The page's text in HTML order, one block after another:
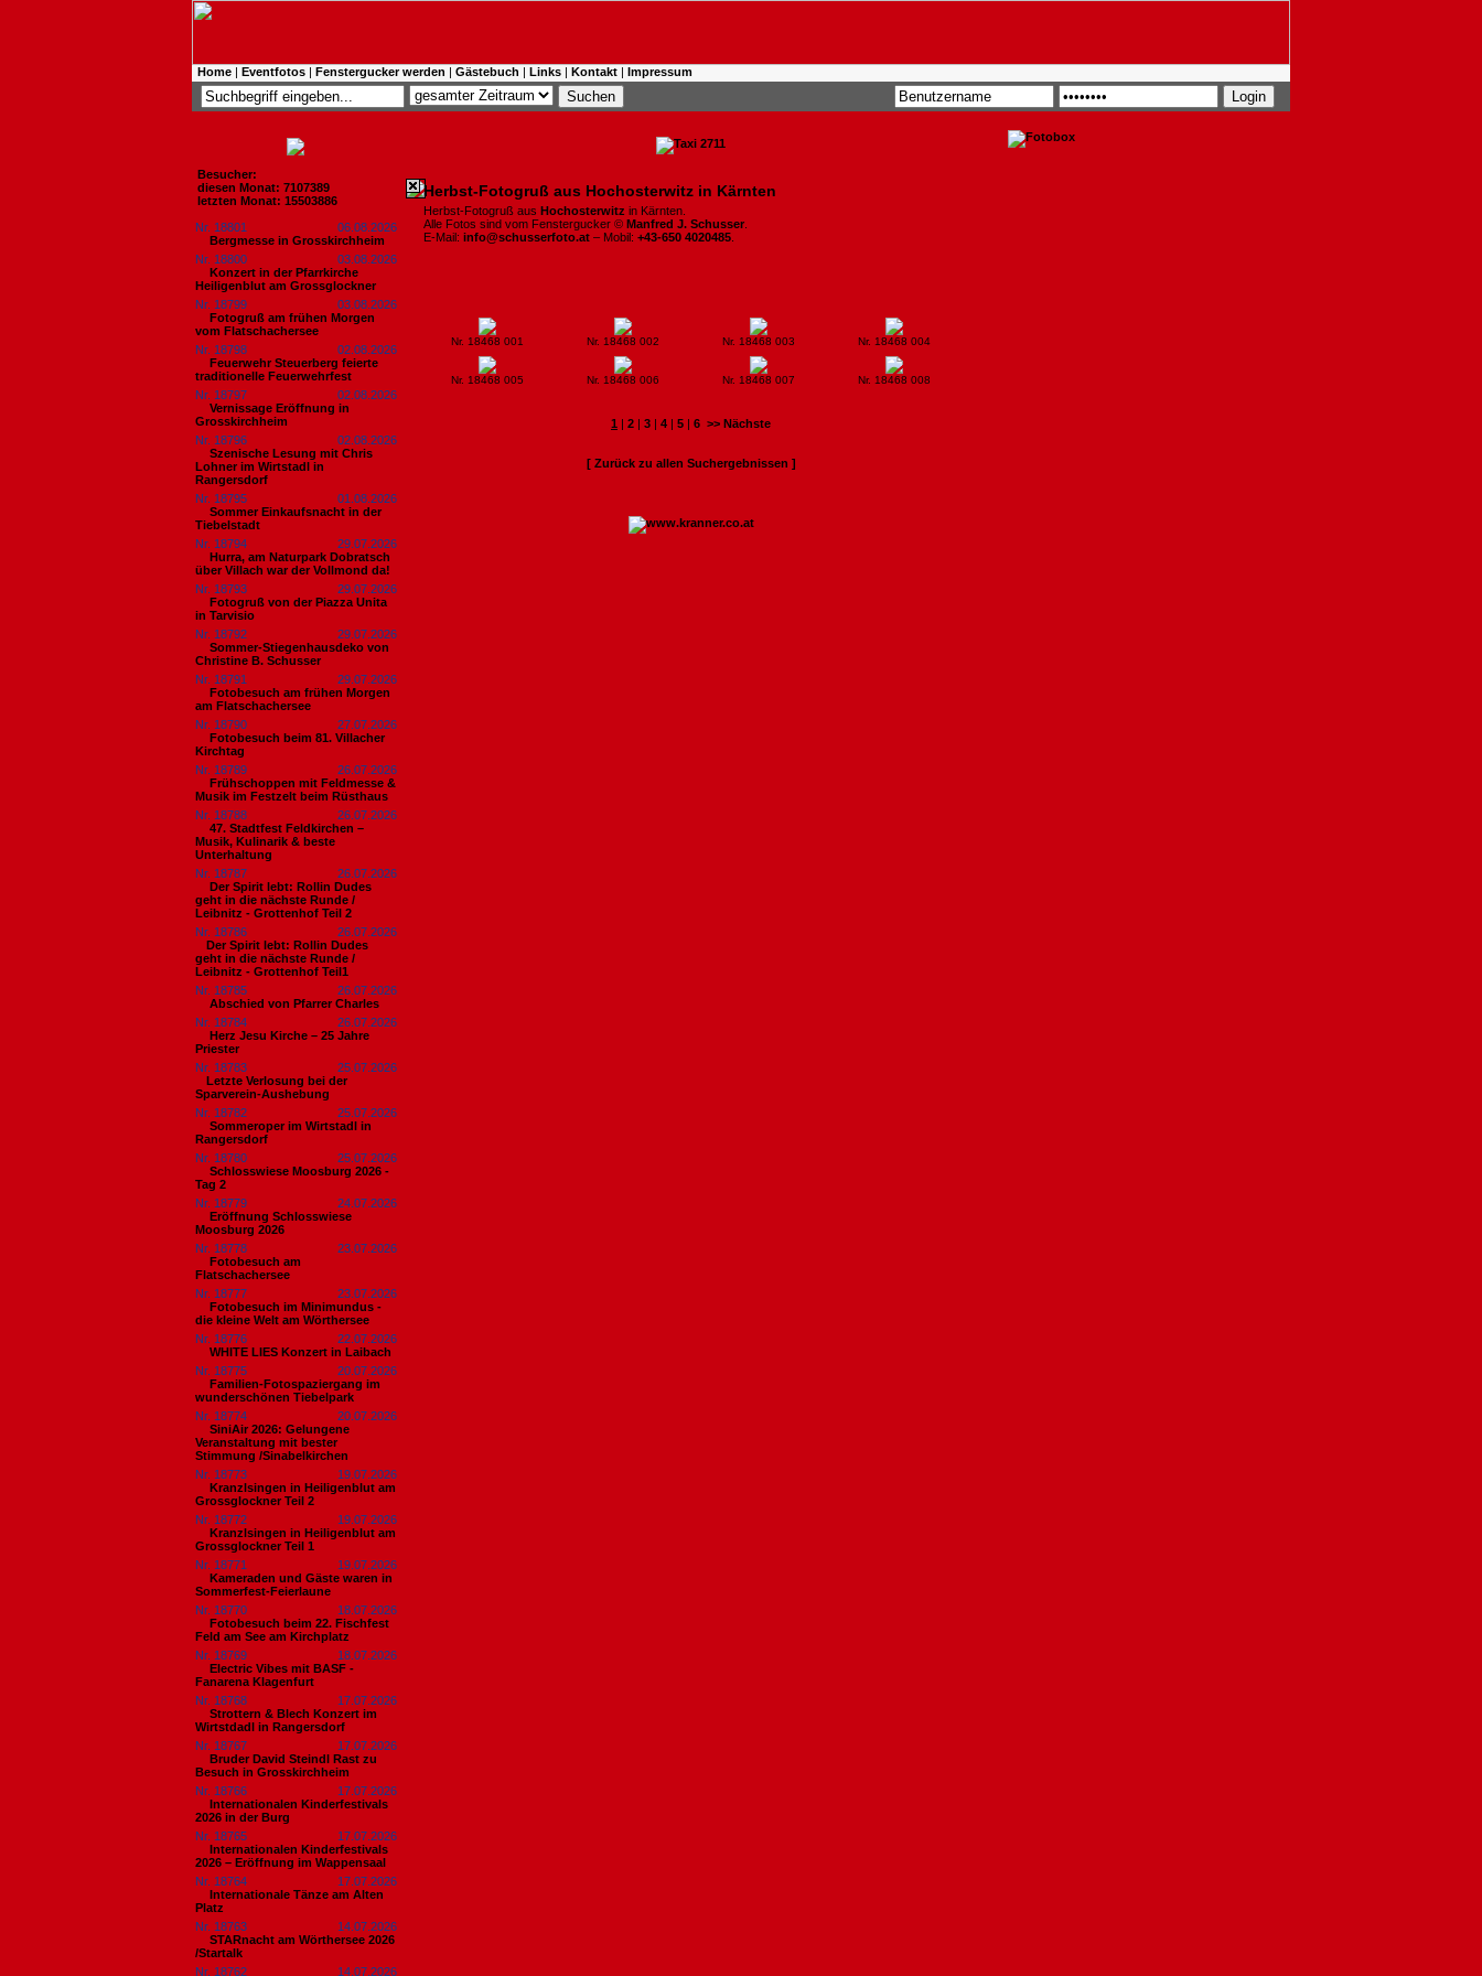
Home | Eventfotos | Fenstergucker werden | Gästebuch | Links | Kontakt | Impressum
Besucher:
diesen Monat: 7107389
letzten Monat: 15503886
Nr. 18801
06.08.2026
Bergmesse in Grosskirchheim
Nr. 18800
03.08.2026
Konzert in der Pfarrkirche
Heiligenblut am Grossglockner
Nr. 18799
03.08.2026
Fotogruß am frühen Morgen
vom Flatschachersee
Nr. 18798
02.08.2026
Feuerwehr Steuerberg feierte
traditionelle Feuerwehrfest
Nr. 18797
02.08.2026
Vernissage Eröffnung in
Grosskirchheim
Nr. 18796
02.08.2026
Szenische Lesung mit Chris
Lohner im Wirtstadl in
Rangersdorf
Nr. 18795
01.08.2026
Sommer Einkaufsnacht in der
Tiebelstadt
Nr. 18794
29.07.2026
Hurra, am Naturpark Dobratsch
über Villach war der Vollmond da!
Nr. 18793
29.07.2026
Fotogruß von der Piazza Unita
in Tarvisio
Nr. 18792
29.07.2026
Sommer-Stiegenhausdeko von
Christine B. Schusser
Nr. 18791
29.07.2026
Fotobesuch am frühen Morgen
am Flatschachersee
Nr. 18790
27.07.2026
Fotobesuch beim 81. Villacher
Kirchtag
Nr. 18789
26.07.2026
Frühschoppen mit Feldmesse &
Musik im Festzelt beim Rüsthaus
Nr. 18788
26.07.2026
47. Stadtfest Feldkirchen –
Musik, Kulinarik & beste
Unterhaltung
Nr. 18787
26.07.2026
Der Spirit lebt: Rollin Dudes
geht in die nächste Runde /
Leibnitz - Grottenhof Teil 2
Nr. 18786
26.07.2026
​Der Spirit lebt: Rollin Dudes
geht in die nächste Runde /
Leibnitz - Grottenhof Teil1
Nr. 18785
26.07.2026
Abschied von Pfarrer Charles
Nr. 18784
26.07.2026
Herz Jesu Kirche – 25 Jahre
Priester
Nr. 18783
25.07.2026
​Letzte Verlosung bei der
Sparverein-Aushebung
Nr. 18782
25.07.2026
Sommeroper im Wirtstadl in
Rangersdorf
Nr. 18780
25.07.2026
Schlosswiese Moosburg 2026 -
Tag 2
Nr. 18779
24.07.2026
Eröffnung Schlosswiese
Moosburg 2026
Nr. 18778
23.07.2026
Fotobesuch am
Flatschachersee
Nr. 18777
23.07.2026
Fotobesuch im Minimundus -
die kleine Welt am Wörthersee
Nr. 18776
22.07.2026
WHITE LIES Konzert in Laibach
Nr. 18775
20.07.2026
Familien-Fotospaziergang im
wunderschönen Tiebelpark
Nr. 18774
20.07.2026
SiniAir 2026: Gelungene
Veranstaltung mit bester
Stimmung /Sinabelkirchen
Nr. 18773
19.07.2026
Kranzlsingen in Heiligenblut am
Grossglockner Teil 2
Nr. 18772
19.07.2026
Kranzlsingen in Heiligenblut am
Grossglockner Teil 1
Nr. 18771
19.07.2026
Kameraden und Gäste waren in
Sommerfest-Feierlaune
Nr. 18770
18.07.2026
Fotobesuch beim 22. Fischfest
Feld am See am Kirchplatz
Nr. 18769
18.07.2026
Electric Vibes mit BASF -
Fanarena Klagenfurt
Nr. 18768
17.07.2026
Strottern & Blech Konzert im
Wirtstdadl in Rangersdorf
Nr. 18767
17.07.2026
Bruder David Steindl Rast zu
Besuch in Grosskirchheim
Nr. 18766
17.07.2026
Internationalen Kinderfestivals
2026 in der Burg
Nr. 18765
17.07.2026
Internationalen Kinderfestivals
2026 – Eröffnung im Wappensaal
Nr. 18764
17.07.2026
Internationale Tänze am Alten
Platz
Nr. 18763
14.07.2026
STARnacht am Wörthersee 2026
/Startalk
Nr. 18762
14.07.2026
Herbst-Fotogruß aus Hochosterwitz in Kärnten
Herbst-Fotogruß aus Hochosterwitz in Kärnten.
Alle Fotos sind vom Fenstergucker © Manfred J. Schusser
E-Mail: info@schusserfoto.at – Mobil: +43-650 4020485
Nr. 18468 001 Nr. 18468 002 Nr. 18468 003 Nr. 18468 004
Nr. 18468 005 Nr. 18468 006 Nr. 18468 007 Nr. 18468 008
1 | 2 | 3 | 4 | 5 | 6 >> Nächste
[ Zurück zu allen Suchergebnissen ]